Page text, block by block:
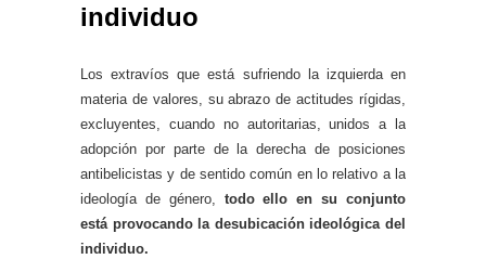
individuo
Los extravíos que está sufriendo la izquierda en
materia de valores, su abrazo de actitudes rígidas,
excluyentes, cuando no autoritarias, unidos a la
adopción por parte de la derecha de posiciones
antibelicistas y de sentido común en lo relativo a la
ideología de género, todo ello en su conjunto
está provocando la desubicación ideológica del
individuo.